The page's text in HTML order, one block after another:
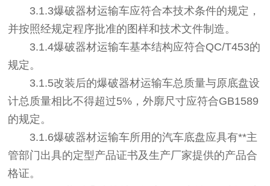
3.1.3爆破器材运输车应符合本技术条件的规定，
并按照经规定程序批准的图样和技术文件制造。
3.1.4爆破器材运输车基本结构应符合QC/T453的
规定。
3.1.5改装后的爆破器材运输车总质量与原底盘设
计总质量相比不得超过5%，外廓尺寸应符合GB1589
的规定。
3.1.6爆破器材运输车所用的汽车底盘应具有**主
管部门出具的定型产品证书及生产厂家提供的产品合
格证。